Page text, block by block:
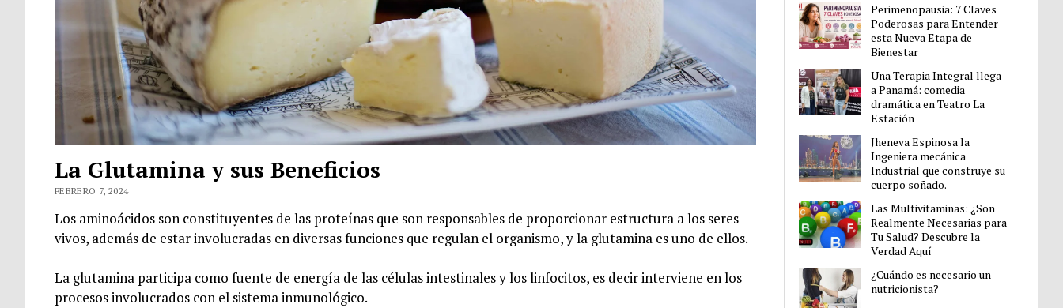
La Glutamina y sus Beneficios
FEBRERO 7, 2024
Los aminoácidos son constituyentes de las proteínas que son responsables de proporcionar estructura a los seres
vivos, además de estar involucradas en diversas funciones que regulan el organismo, y la glutamina es uno de ellos.
La glutamina participa como fuente de energía de las células intestinales y los linfocitos, es decir interviene en los
procesos involucrados con el sistema inmunológico.
Perimenopausia: 7 Claves
Poderosas para Entender
esta Nueva Etapa de
Bienestar
Una Terapia Integral llega
a Panamá: comedia
dramática en Teatro La
Estación
Jheneva Espinosa la
Ingeniera mecánica
Industrial que construye su
cuerpo soñado.
Las Multivitaminas: ¿Son
Realmente Necesarias para
Tu Salud? Descubre la
Verdad Aquí
¿Cuándo es necesario un
nutricionista?